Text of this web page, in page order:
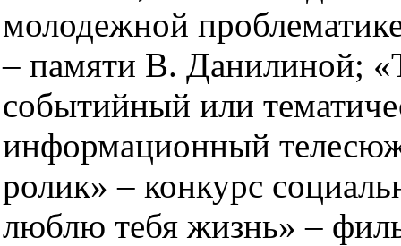
молодежной
– памяти В. Данилиной;
событийный или
информационный
ролик» – конкурс
люблю тебя жизнь» –